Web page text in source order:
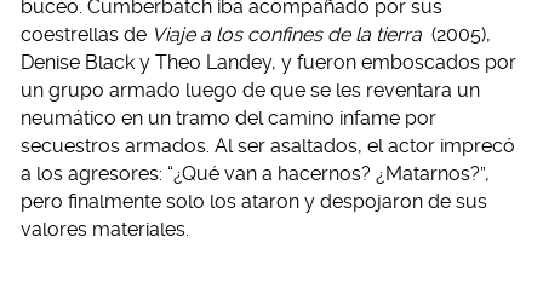
buceo. Cumberbatch iba acompañado por sus
coestrellas de Viaje a los confines de la tierra (2005),
Denise Black y Theo Landey, y fueron emboscados por
un grupo armado luego de que se les reventara un
neumático en un tramo del camino infame por
secuestros armados. Al ser asaltados, el actor imprecó
a los agresores: “¿Qué van a hacernos? ¿Matarnos?”,
pero finalmente solo los ataron y despojaron de sus
valores materiales.